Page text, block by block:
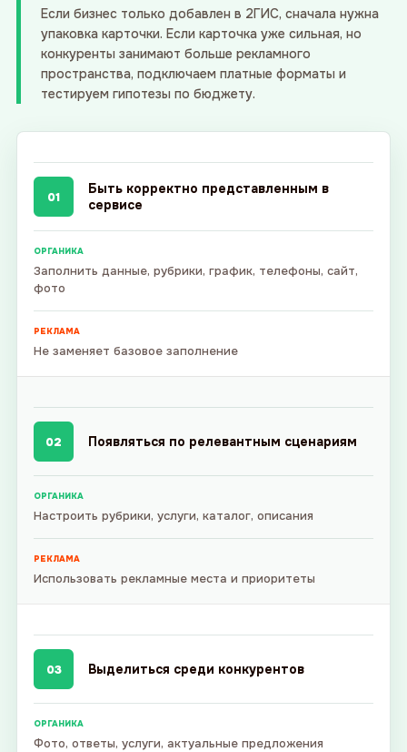
Если бизнес только добавлен в 2ГИС, сначала нужна
упаковка карточки. Если карточка уже сильная, но
конкуренты занимают больше рекламного
пространства, подключаем платные форматы и
тестируем гипотезы по бюджету.
01
Быть корректно представленным в
сервисе
ОРГАНИКА
Заполнить данные, рубрики, график, телефоны, сайт,
фото
РЕКЛАМА
Не заменяет базовое заполнение
02 Появляться по релевантным сценариям
ОРГАНИКА
Настроить рубрики, услуги, каталог, описания
РЕКЛАМА
Использовать рекламные места и приоритеты
03 Выделиться среди конкурентов
ОРГАНИКА
Фото, ответы, услуги, актуальные предложения